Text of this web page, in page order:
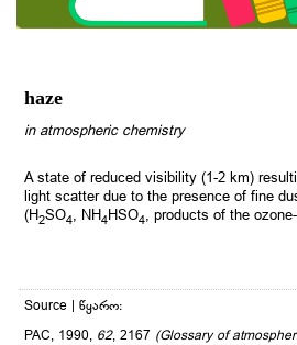
haze
in atmospheric chemistry
A state of reduced visibility (1-2 km)
light scatter due to the presence of fine
(H2SO4, NH4HSO4, products of the
Source | წყარო:
PAC, 1990, 62, 2167 (Glossary of